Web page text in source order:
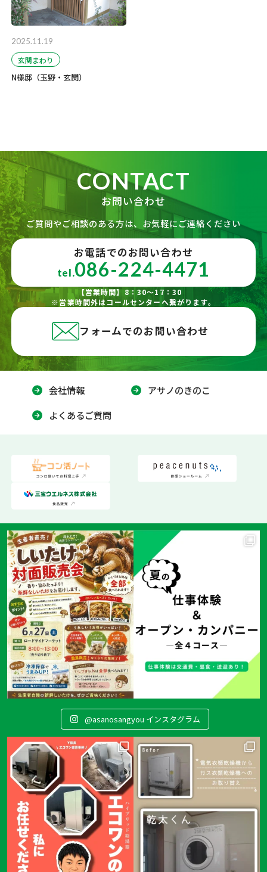
2025.11.19
玄関まわり
N様邸（玉野・玄関）
CONTACT
お問い合わせ
ご質問やご相談のある方は、お気軽にご連絡ください
お電話でのお問い合わせ
tel.086-224-4471
【営業時間】8：30～17：30
※営業時間外はコールセンターへ繋がります。
フォームでのお問い合わせ
会社情報
アサノのきのこ
よくあるご質問
@asanosangyou インスタグラム